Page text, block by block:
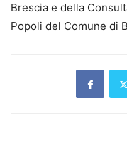
Brescia e della
Popoli del Comune di